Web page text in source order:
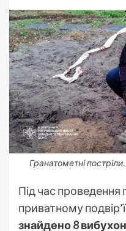
Гранатометні
Під час проведення
приватному подвір’ї
знайдено 8